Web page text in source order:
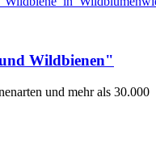
Wildbienen"
und mehr als 30.000